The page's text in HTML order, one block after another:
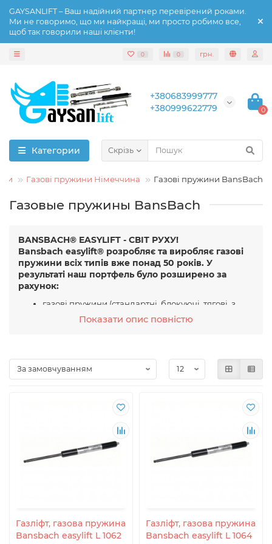
GAYSANLIFT – Ваш надійний партнер перевірений роками.
Ми не говоримо, що ми найкращі, ми просто робимо все,
щоб так говорили наші клієнти!
0 0 грн.
+380683999777
+380999622779
0
Категории Скрізь
Газові пружини Німеччина Газові пружини BansBach
Газовые пружины BansBach
BANSBACH® EASYLIFT - СВІТ РУХУ!
Bansbach easylift® розробляє та виробляє газові
пружини всіх типів вже понад 50 років. У
результаті наш портфель було розширено за
рахунок:
газові пружини (стандартні, блокуючі, тягові, з
нержавіючої сталі та індивідуальні газові
приводу)
Амортизатори
– німецький виробник газових
пружин, що працює вже понад 40 років.
Виробництво цих газових пружин знаходиться в
Лорсі, Німеччина.
Газові пружини Bansbach відомі у всьому світі і
Таким чином використання газових пружин
Bansbach Easylift має широкий діапазон. Газові
пружини Bansbach бувають різних типів: газові
Показати опис повністю
Газліфт, газова пружина
Bansbach easylift L 1062
Газліфт, газова пружина
Bansbach easylift L 1064